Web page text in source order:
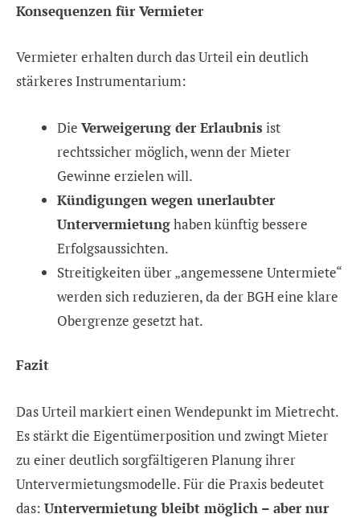
Konsequenzen für Vermieter
Vermieter erhalten durch das Urteil ein deutlich
stärkeres Instrumentarium:
Die Verweigerung der Erlaubnis ist
rechtssicher möglich, wenn der Mieter
Gewinne erzielen will.
Kündigungen wegen unerlaubter
Untervermietunghaben künftig bessere
Erfolgsaussichten.
Streitigkeiten über „angemessene Untermiete“
werden sich reduzieren, da der BGH eine klare
Obergrenze gesetzt hat.
Fazit
Das Urteil markiert einen Wendepunkt im Mietrecht.
Es stärkt die Eigentümerposition und zwingt Mieter
zu einer deutlich sorgfältigeren Planung ihrer
Untervermietungsmodelle. Für die Praxis bedeutet
das: Untervermietung bleibt möglich – aber nur